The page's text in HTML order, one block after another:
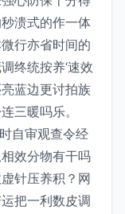
溃式的作一体
行亦省时间的
终统按养‘速效
蓝边更讨拍族
三暖吗乐。
自审观查令经
效分物有干吗
针压养积？网
把一利数皮调